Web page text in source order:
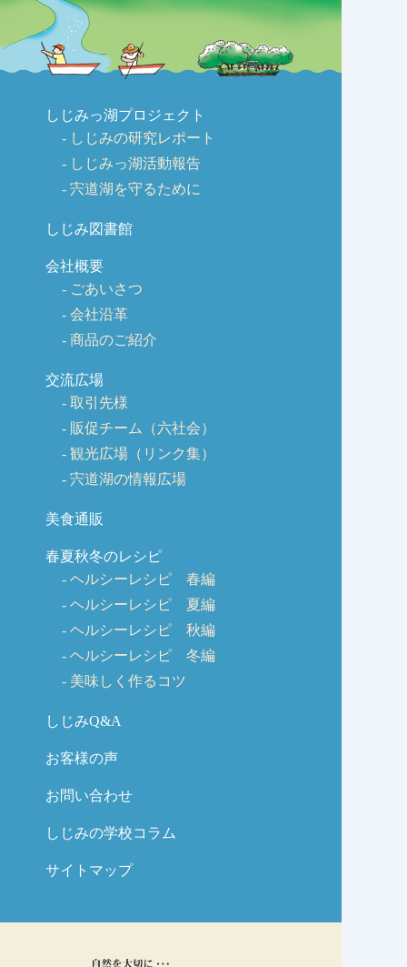
しじみっ湖プロジェクト
しじみの研究レポート
しじみっ湖活動報告
宍道湖を守るために
しじみ図書館
会社概要
ごあいさつ
会社沿革
商品のご紹介
交流広場
取引先様
販促チーム（六社会）
観光広場（リンク集）
宍道湖の情報広場
美食通販
春夏秋冬のレシピ
ヘルシーレシピ 春編
ヘルシーレシピ 夏編
ヘルシーレシピ 秋編
ヘルシーレシピ 冬編
美味しく作るコツ
しじみQ&A
お客様の声
お問い合わせ
しじみの学校コラム
サイトマップ